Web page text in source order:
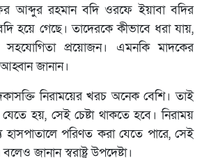
আব্দুর রহমান বদি ওরফে ইয়াবা বদির
হয়ে গেছে। তাদেরকে কীভাবে ধরা যায়,
সহযোগিতা প্রয়োজন। এমনকি মাদকের
জানান।
নিরাময়ের খরচ অনেক বেশি। তাই
যেতে হয়, সেই চেষ্টা থাকতে হবে। নিরাময়
পরিণত করা যেতে পারে, সেই
জানান স্বরাষ্ট্র উপদেষ্টা।